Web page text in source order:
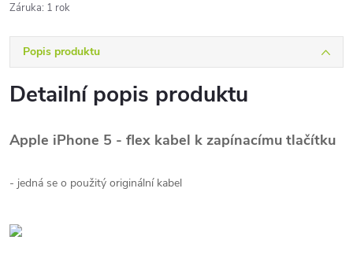
Záruka: 1 rok
Popis produktu
Detailní popis produktu
Apple iPhone 5 - flex kabel k zapínacímu tlačítku
- jedná se o použitý originální kabel